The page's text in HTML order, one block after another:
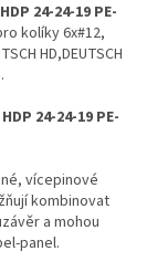
HDP 24-24-19 PE-
kolíky 6x#12,
HD,DEUTSCH
HDP 24-24-19 PE-
vícepinové
kombinovat
a mohou
panel.